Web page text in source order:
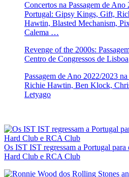
Concertos na Passagem de Ano
Portugal: Gipsy Kings, Gift,
Hawtin, Blasted Mechanism,
Calema …
Revenge of the 2000s:
Centro de Congressos de Lisboa
Passagem de Ano 2022/2023
Richie Hawtin, Ben Klock,
Letyago
Os IST IST regressam a Portugal
Hard Club e RCA Club